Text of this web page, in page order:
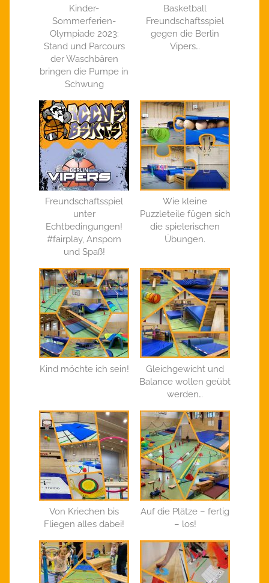
Kinder-
Sommerferien-
Olympiade 2023:
Stand und Parcours
der Waschbären
bringen die Pumpe in
Schwung
Basketball
Freundschaftsspiel
gegen die Berlin
Vipers…
Freundschaftsspiel
unter
Echtbedingungen!
#fairplay, Ansporn
und Spaß!
Wie kleine
Puzzleteile fügen sich
die spielerischen
Übungen.
Kind möchte ich sein!
Gleichgewicht und
Balance wollen geübt
werden…
Von Kriechen bis
Fliegen alles dabei!
Auf die Plätze – fertig
– los!